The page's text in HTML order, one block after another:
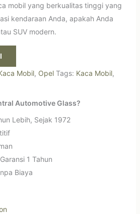
mobil yang berkualitas tinggi yang
kendaraan Anda, apakah Anda
SUV modern.
Mobil, Opel Tags: Kaca Mobil,
Automotive Glass?
Lebih, Sejak 1972
1 Tahun
Biaya